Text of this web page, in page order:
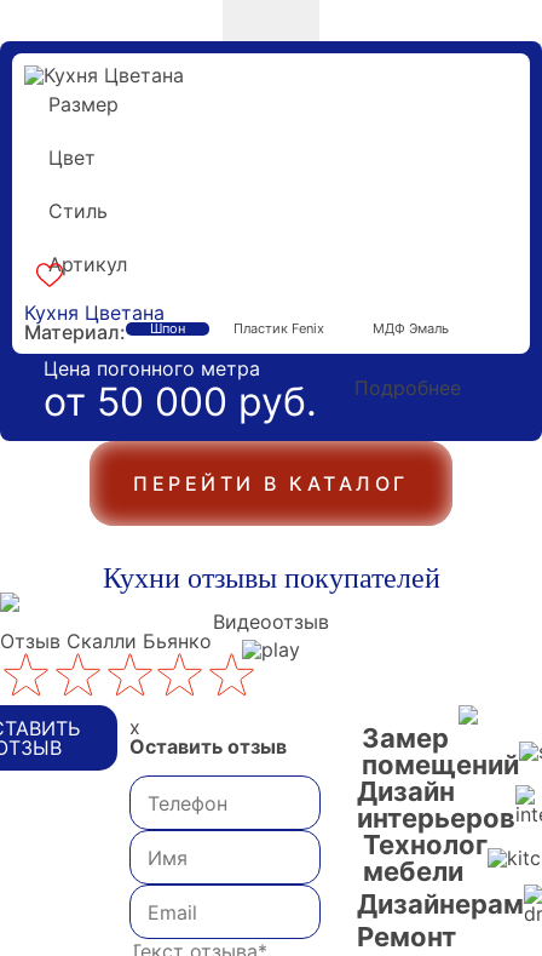
Размер
Цвет
Стиль
Артикул
Кухня Цветана
Материал:
Шпон Пластик Fenix МДФ Эмаль
Цена погонного метра
от 50 000 руб. Подробнее
ПЕРЕЙТИ В КАТАЛОГ
Кухни отзывы покупателей
Видеоотзыв
Отзыв Скалли Бьянко
x
Оставить отзыв
Замер
помещений
Дизайн
интерьеров
Технолог
мебели
Дизайнерам
Ремонт